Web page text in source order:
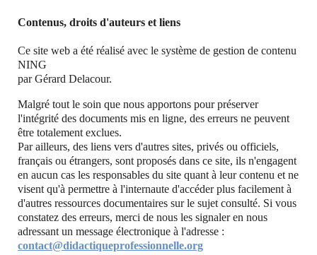
Contenus, droits d'auteurs et liens
Ce site web a été réalisé avec le système de gestion de contenu
NING
par Gérard Delacour.
Malgré tout le soin que nous apportons pour préserver
l'intégrité des documents mis en ligne, des erreurs ne peuvent
être totalement exclues.
Par ailleurs, des liens vers d'autres sites, privés ou officiels,
français ou étrangers, sont proposés dans ce site, ils n'engagent
en aucun cas les responsables du site quant à leur contenu et ne
visent qu'à permettre à l'internaute d'accéder plus facilement à
d'autres ressources documentaires sur le sujet consulté. Si vous
constatez des erreurs, merci de nous les signaler en nous
adressant un message électronique à l'adresse :
contact@didactiqueprofessionnelle.org